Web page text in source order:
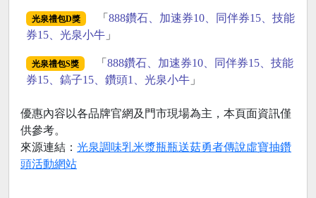
光泉禮包D獎 「 888鑽石、加速券10、同伴券15、技能
券15、光泉小牛 」
光泉禮包S獎 「 888鑽石、加速券10、同伴券15、技能
券15、鎬子15、鑽頭1、光泉小牛 」
優惠內容以各品牌官網及門市現場為主，本頁面資訊僅
供參考。
來源連結： 光泉調味乳米漿瓶瓶送菇勇者傳說虛寶抽鑽
頭活動網站